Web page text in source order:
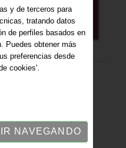
y de terceros para
tratando datos
de perfiles basados en
Puedes obtener más
preferencias desde
cookies'.
NAVEGANDO